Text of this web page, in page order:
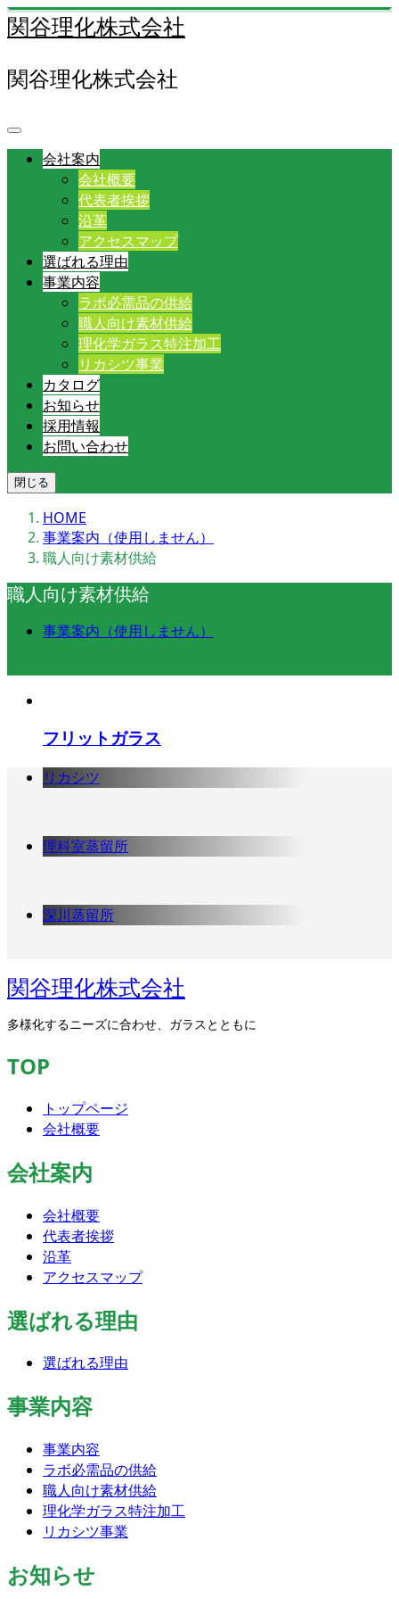
関谷理化株式会社
関谷理化株式会社
会社案内
会社概要
代表者挨拶
沿革
アクセスマップ
選ばれる理由
事業内容
ラボ必需品の供給
職人向け素材供給
理化学ガラス特注加工
リカシツ事業
カタログ
お知らせ
採用情報
お問い合わせ
閉じる
HOME
事業案内（使用しません）
職人向け素材供給
職人向け素材供給
事業案内（使用しません）
フリットガラス
リカシツ
理科室蒸留所
深川蒸留所
関谷理化株式会社
多様化するニーズに合わせ、ガラスとともに
TOP
トップページ
会社概要
会社案内
会社概要
代表者挨拶
沿革
アクセスマップ
選ばれる理由
選ばれる理由
事業内容
事業内容
ラボ必需品の供給
職人向け素材供給
理化学ガラス特注加工
リカシツ事業
お知らせ